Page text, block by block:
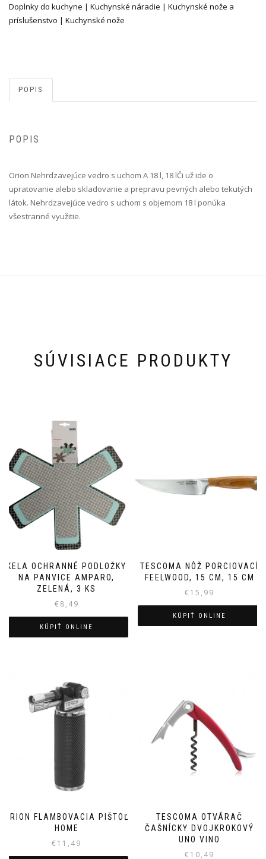
Doplnky do kuchyne | Kuchynské náradie | Kuchynské nože a
príslušenstvo | Kuchynské nože
POPIS
POPIS
Orion Nehrdzavejúce vedro s uchom A 18 l, 18 l Či už ide o
upratovanie alebo skladovanie a prepravu pevných alebo tekutých
látok. Nehrdzavejúce vedro s uchom s objemom 18 l ponúka
všestranné využitie.
SÚVISIACE PRODUKTY
KELA OCHRANNÉ PODLOŽKY
NA PANVICE AMPARO,
ZELENÁ, 3 KS
€8,49
KÚPIŤ ONLINE
TESCOMA NÔŽ PORCIOVACÍ
FEELWOOD, 15 CM, 15 CM
€15,99
KÚPIŤ ONLINE
ORION FLAMBOVACIA PIŠTOĽ
HOME
€11,49
TESCOMA OTVÁRAČ
ČAŠNÍCKY DVOJKROKOVÝ
UNO VINO
€10,49